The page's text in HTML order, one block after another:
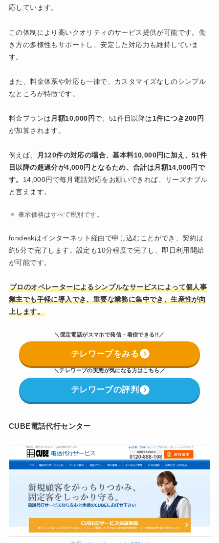
応しています。
この体制により高いクオリティのサービス提供が可能です。働
き方の多様性もサポートし、安定した対応力も維持していま
す。
また、料金体系や対応も一律で、カスタマイズなしのシンプル
なところが特徴です。
料金プランは 月額10,000円で、51件目以降は1件につき200円
が加算されます。
例えば、
月120件の対応の場合、基本料10,000円に加え、51件
目以降の超過分が4,000円となるため、合計は月額14,000円で
す。 14,000円で毎月電話対応をお願いできれば、リーズナブル
と言えます。
表示価格はすべて税別です。
fondeskはインターネット経由で申し込むことができ、契約は
約5分で完了します。設定も10分程度で完了し、即日利用開始
が可能です。
プロのオペレーターによるシンプルなサービスによって個人事
業主でも手軽に導入でき、重要な業務に集中でき、生産性が向
上します。
＼固定電話がスマホで発信・着信できる!!／
テレワープをみる
＼テレワープの実態が気になる方はこちら ／
テレワープの評判
CUBE電話代行センター